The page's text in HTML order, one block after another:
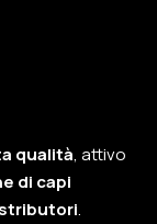
qualità, attivo
di capi
.